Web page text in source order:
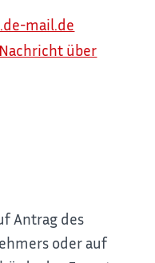
mail.de
über
Antrag des
oder auf